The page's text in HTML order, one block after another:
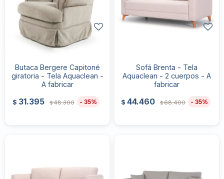
Butaca Bergere Capitoné
giratoria - Tela Aquaclean -
A fabricar
$ 31.395 $48.300 35
Sofá Brenta - Tela
Aquaclean - 2 cuerpos - A
fabricar
$ 44.460 $68.400 35